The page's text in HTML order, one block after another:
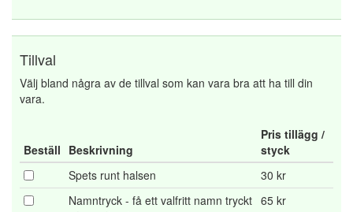
Tillval
Välj bland några av de tillval som kan vara bra att ha till din
vara.
Beställ Beskrivning
Pris tillägg /
styck
Spets runt halsen
30 kr
Namntryck - få ett valfritt namn tryckt 65 kr